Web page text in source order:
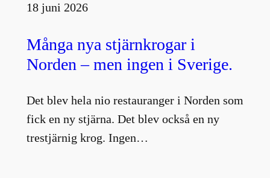
18 juni 2026
Många nya stjärnkrogar i
Norden – men ingen i Sverige.
Det blev hela nio restauranger i Norden som
fick en ny stjärna. Det blev också en ny
trestjärnig krog. Ingen…